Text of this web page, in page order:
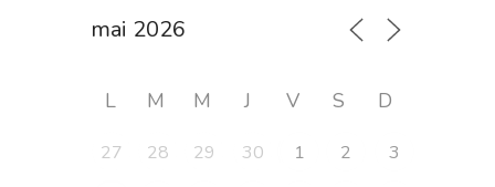
L M M J V S D
27 28 29 30 1 2
3